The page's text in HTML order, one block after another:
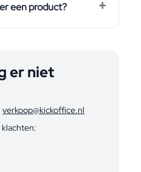
een product?
er niet
verkoop@kickoffice.nl